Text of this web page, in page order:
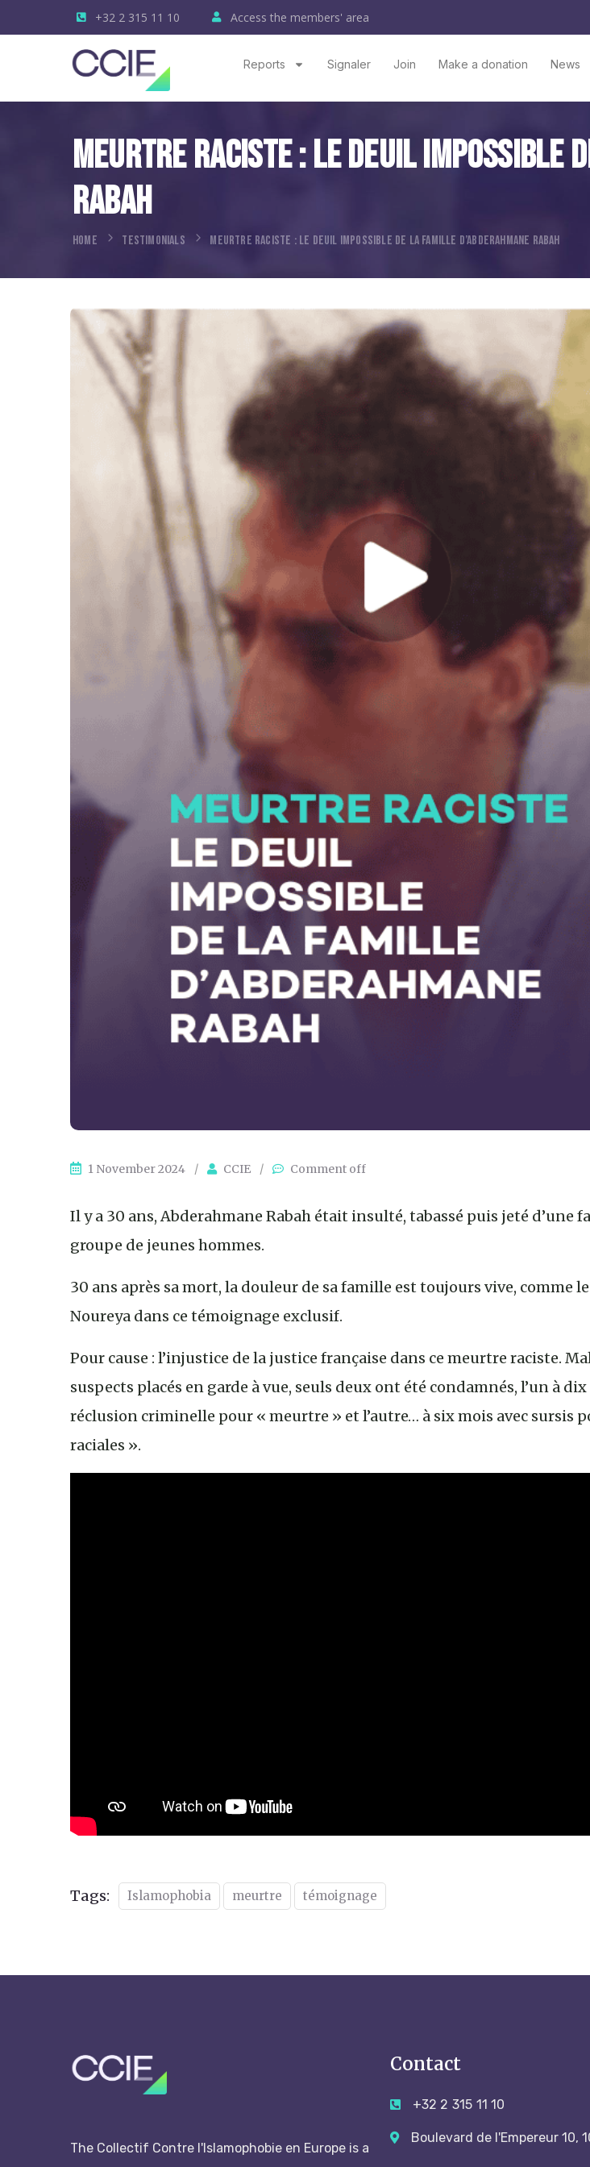
+32 2 315 11 10 Access the members' area
Reports Signaler Join Make a donation News
Meurtre Raciste : Le Deuil Impossible
Rabah
HOME TESTIMONIALS MEURTRE RACISTE : LE DEUIL IMPOSSIBLE DE LA FAMILLE D’ABDERAHMANE RABAH
1 November 2024 / CCIE / Comment off
Il y a 30 ans, Abderahmane Rabah était insulté, tabassé puis jeté d’une
groupe de jeunes hommes.
30 ans après sa mort, la douleur de sa famille est toujours vive, comme
Noureya dans ce témoignage exclusif.
Pour cause : l’injustice de la justice française dans ce meurtre raciste.
suspects placés en garde à vue, seuls deux ont été condamnés, l’un à dix
réclusion criminelle pour « meurtre » et l’autre… à six mois avec sursis
raciales ».
Tags: Islamophobia meurtre témoignage
The Collectif Contre l'Islamophobie en Europe is a
Contact
+32 2 315 11 10
Boulevard de l'Empereur 10,